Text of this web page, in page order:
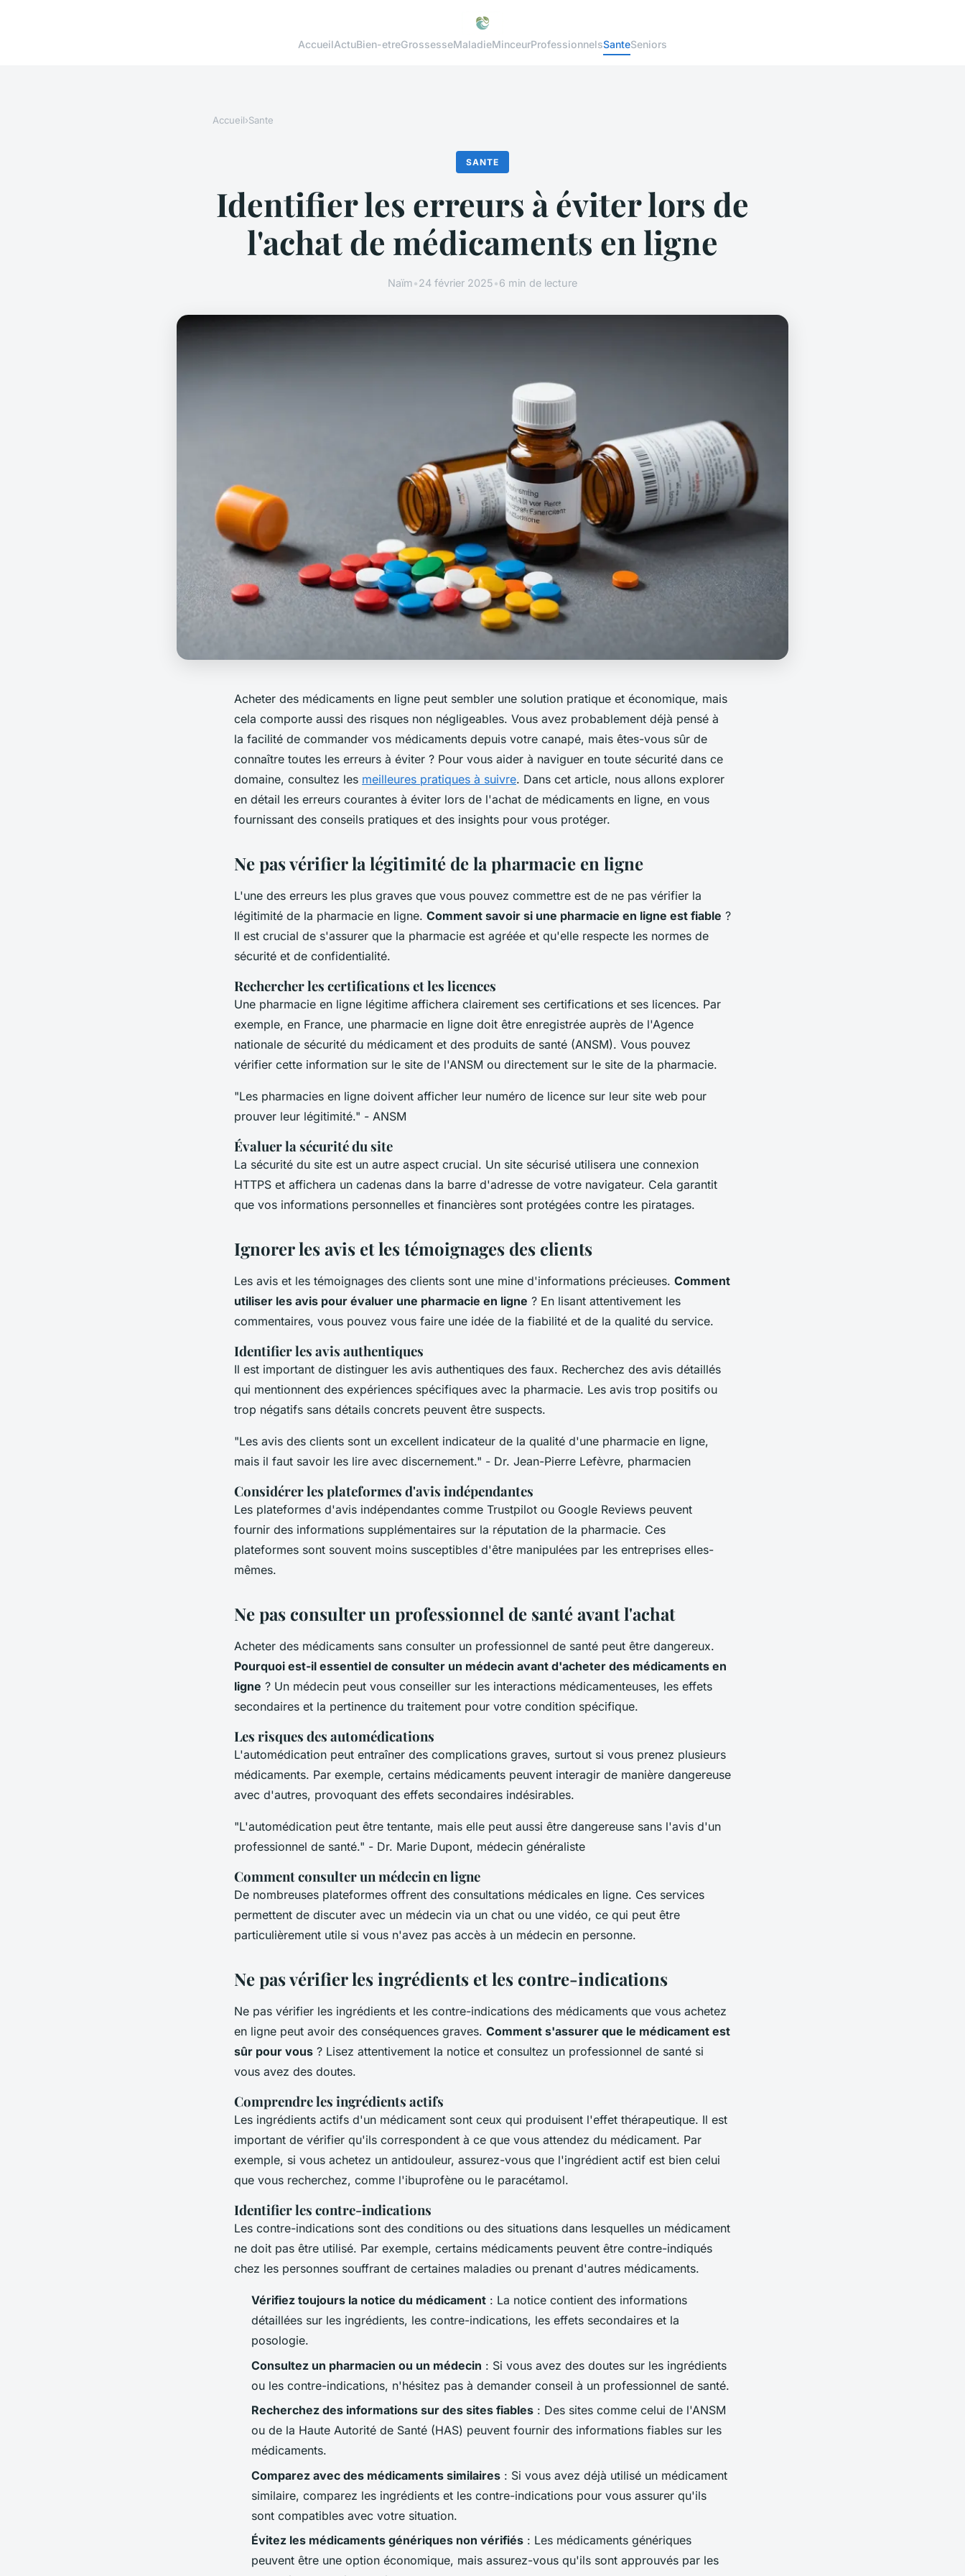
AccueilActuBien-etreGrossesseMaladieMinceurProfessionnelsSanteSeniors
Accueil›Sante
SANTE
Identifier les erreurs à éviter lors de
l'achat de médicaments en ligne
Naïm•24 février 2025•6 min de lecture
Acheter des médicaments en ligne peut sembler une solution pratique et économique, mais
cela comporte aussi des risques non négligeables. Vous avez probablement déjà pensé à
la facilité de commander vos médicaments depuis votre canapé, mais êtes-vous sûr de
connaître toutes les erreurs à éviter ? Pour vous aider à naviguer en toute sécurité dans ce
domaine, consultez les meilleures pratiques à suivre. Dans cet article, nous allons explorer
en détail les erreurs courantes à éviter lors de l'achat de médicaments en ligne, en vous
fournissant des conseils pratiques et des insights pour vous protéger.
Ne pas vérifier la légitimité de la pharmacie en ligne
L'une des erreurs les plus graves que vous pouvez commettre est de ne pas vérifier la
légitimité de la pharmacie en ligne. Comment savoir si une pharmacie en ligne est fiable ?
Il est crucial de s'assurer que la pharmacie est agréée et qu'elle respecte les normes de
sécurité et de confidentialité.
Rechercher les certifications et les licences
Une pharmacie en ligne légitime affichera clairement ses certifications et ses licences. Par
exemple, en France, une pharmacie en ligne doit être enregistrée auprès de l'Agence
nationale de sécurité du médicament et des produits de santé (ANSM). Vous pouvez
vérifier cette information sur le site de l'ANSM ou directement sur le site de la pharmacie.
"Les pharmacies en ligne doivent afficher leur numéro de licence sur leur site web pour
prouver leur légitimité." - ANSM
Évaluer la sécurité du site
La sécurité du site est un autre aspect crucial. Un site sécurisé utilisera une connexion
HTTPS et affichera un cadenas dans la barre d'adresse de votre navigateur. Cela garantit
que vos informations personnelles et financières sont protégées contre les piratages.
Ignorer les avis et les témoignages des clients
Les avis et les témoignages des clients sont une mine d'informations précieuses. Comment
utiliser les avis pour évaluer une pharmacie en ligne ? En lisant attentivement les
commentaires, vous pouvez vous faire une idée de la fiabilité et de la qualité du service.
Identifier les avis authentiques
Il est important de distinguer les avis authentiques des faux. Recherchez des avis détaillés
qui mentionnent des expériences spécifiques avec la pharmacie. Les avis trop positifs ou
trop négatifs sans détails concrets peuvent être suspects.
"Les avis des clients sont un excellent indicateur de la qualité d'une pharmacie en ligne,
mais il faut savoir les lire avec discernement." - Dr. Jean-Pierre Lefèvre, pharmacien
Considérer les plateformes d'avis indépendantes
Les plateformes d'avis indépendantes comme Trustpilot ou Google Reviews peuvent
fournir des informations supplémentaires sur la réputation de la pharmacie. Ces
plateformes sont souvent moins susceptibles d'être manipulées par les entreprises elles-
mêmes.
Ne pas consulter un professionnel de santé avant l'achat
Acheter des médicaments sans consulter un professionnel de santé peut être dangereux.
Pourquoi est-il essentiel de consulter un médecin avant d'acheter des médicaments en
ligne ? Un médecin peut vous conseiller sur les interactions médicamenteuses, les effets
secondaires et la pertinence du traitement pour votre condition spécifique.
Les risques des automédications
L'automédication peut entraîner des complications graves, surtout si vous prenez plusieurs
médicaments. Par exemple, certains médicaments peuvent interagir de manière dangereuse
avec d'autres, provoquant des effets secondaires indésirables.
"L'automédication peut être tentante, mais elle peut aussi être dangereuse sans l'avis d'un
professionnel de santé." - Dr. Marie Dupont, médecin généraliste
Comment consulter un médecin en ligne
De nombreuses plateformes offrent des consultations médicales en ligne. Ces services
permettent de discuter avec un médecin via un chat ou une vidéo, ce qui peut être
particulièrement utile si vous n'avez pas accès à un médecin en personne.
Ne pas vérifier les ingrédients et les contre-indications
Ne pas vérifier les ingrédients et les contre-indications des médicaments que vous achetez
en ligne peut avoir des conséquences graves. Comment s'assurer que le médicament est
sûr pour vous ? Lisez attentivement la notice et consultez un professionnel de santé si
vous avez des doutes.
Comprendre les ingrédients actifs
Les ingrédients actifs d'un médicament sont ceux qui produisent l'effet thérapeutique. Il est
important de vérifier qu'ils correspondent à ce que vous attendez du médicament. Par
exemple, si vous achetez un antidouleur, assurez-vous que l'ingrédient actif est bien celui
que vous recherchez, comme l'ibuprofène ou le paracétamol.
Identifier les contre-indications
Les contre-indications sont des conditions ou des situations dans lesquelles un médicament
ne doit pas être utilisé. Par exemple, certains médicaments peuvent être contre-indiqués
chez les personnes souffrant de certaines maladies ou prenant d'autres médicaments.
Vérifiez toujours la notice du médicament : La notice contient des informations
détaillées sur les ingrédients, les contre-indications, les effets secondaires et la
posologie.
Consultez un pharmacien ou un médecin : Si vous avez des doutes sur les ingrédients
ou les contre-indications, n'hésitez pas à demander conseil à un professionnel de santé.
Recherchez des informations sur des sites fiables : Des sites comme celui de l'ANSM
ou de la Haute Autorité de Santé (HAS) peuvent fournir des informations fiables sur les
médicaments.
Comparez avec des médicaments similaires : Si vous avez déjà utilisé un médicament
similaire, comparez les ingrédients et les contre-indications pour vous assurer qu'ils
sont compatibles avec votre situation.
Évitez les médicaments génériques non vérifiés : Les médicaments génériques
peuvent être une option économique, mais assurez-vous qu'ils sont approuvés par les